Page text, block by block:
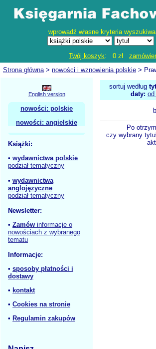
wprowadź własne kryteria
Twój koszyk: 0 zł
Strona główna> nowości i wznowienia polskie >
English version
nowości: polskie
nowości: angielskie
Książki:
• wydawnictwa polskie
podział tematyczny
• wydawnictwa
anglojęzyczne
podział tematyczny
Newsletter:
• Zamów informacje o
nowościach z wybranego
tematu
Informacje:
• sposoby płatności i
dostawy
• kontakt
• Cookies na stronie
• Regulamin zakupów
sortuj według
daty:
Po
czy wybrany